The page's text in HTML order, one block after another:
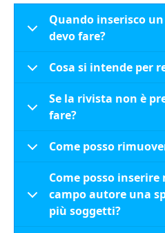
Quando inserisco
devo fare?
Cosa si intende per
Se la rivista non è
fare?
Come posso
Come posso
campo autore una
più soggetti?